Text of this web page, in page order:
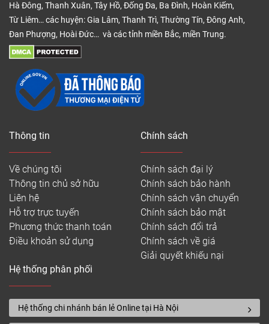
Hà Đông, Thanh Xuân, Tây Hồ, Đống Đa, Ba Đình, Hoàn Kiếm,
Từ Liêm… các huyện: Gia Lâm, Thanh Trì, Thường Tín, Đông Anh,
Đan Phượng, Hoài Đức… và các tỉnh miền Bắc, miền Trung.
Thông tin
Về chúng tôi
Thông tin chủ sở hữu
Liên hệ
Hỗ trợ trực tuyến
Phương thức thanh toán
Điều khoản sử dụng
Chính sách
Chính sách đại lý
Chính sách bảo hành
Chính sách vận chuyển
Chính sách bảo mật
Chính sách đổi trả
Chính sách về giá
Giải quyết khiếu nại
Hệ thống phân phối
Hệ thống chi nhánh bán lẻ Online tại Hà Nội